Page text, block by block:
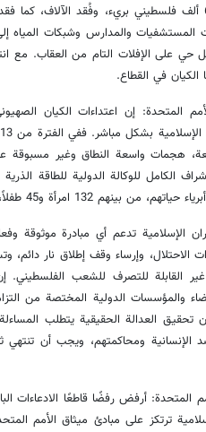
المستشفيات والمدارس وشبكات
حي على الإفلات التام من العقاب. مع
في القطاع.
المتحدة: إن اعتداءات الكيان
هجمات واسعة النطاق وغير مسبوقة
الكامل للوكالة الدولية للطاقة
الإسلامية تدعم أي مبادرة موثوقة
الاحتلال، وإرساء وقف إطلاق نار دائم،
غير القابلة للتصرف للشعب
والمؤسسات الدولية المختصة من
تحقيق العدالة الحقيقية يتطلب
ضد الإنسانية ومحاكمتهم، ويجب أن تنتهي
المتحدة: أرفض رفضًا قاطعًا الادعاءات
ترتكز على مبادئ ميثاق الأمم